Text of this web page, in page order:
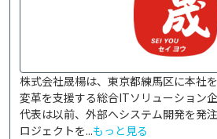
株式会社晟楊は、東京都練馬区に本社
変革を支援する総合ITソリューション企
代表は以前、外部へシステム開発を発
ロジェクトを...もっと見る